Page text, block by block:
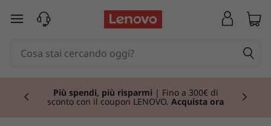
Ypassa a contenuto principale
Più spendi, più risparmi | Fino a 300€ di
sconto con il coupon LENOVO. Acquista ora